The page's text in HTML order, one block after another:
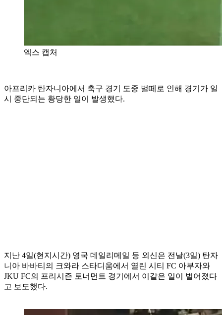
엑스 캡처
아프리카 탄자니아에서 축구 경기 도중 벌떼로 인해 경기가 일
시 중단되는 황당한 일이 발생했다.
지난 4일(현지시간) 영국 데일리메일 등 외신은 전날(3일) 탄자
니아 바바티의 크와라 스타디움에서 열린 시티 FC 아부자와
JKU FC의 프리시즌 토너먼트 경기에서 이같은 일이 벌어졌다
고 보도했다.